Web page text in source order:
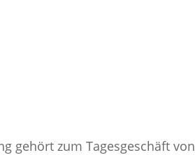
gehört zum Tagesgeschäft von